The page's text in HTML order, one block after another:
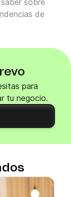
sobre
de
para
tu negocio.